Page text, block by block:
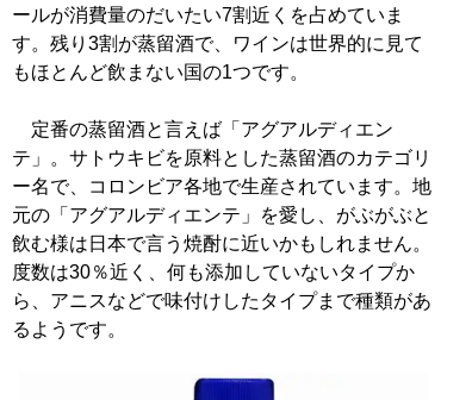
ールが消費量のだいたい7割近くを占めていま
す。残り3割が蒸留酒で、ワインは世界的に見て
もほとんど飲まない国の1つです。
定番の蒸留酒と言えば「アグアルディエン
テ」。サトウキビを原料とした蒸留酒のカテゴリ
ー名で、コロンビア各地で生産されています。地
元の「アグアルディエンテ」を愛し、がぶがぶと
飲む様は日本で言う焼酎に近いかもしれません。
度数は30％近く、何も添加していないタイプか
ら、アニスなどで味付けしたタイプまで種類があ
るようです。